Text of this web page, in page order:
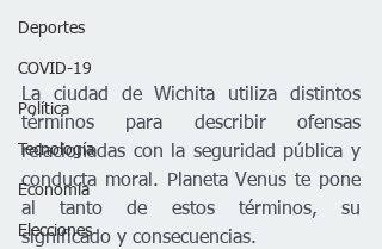
Deportes
COVID-19
Política
Tecnología
Economía
Elecciones
La ciudad de Wichita utiliza distintos
términos para describir ofensas
relacionadas con la seguridad pública y
conducta moral. Planeta Venus te pone
al tanto de estos términos, su
significado y consecuencias.